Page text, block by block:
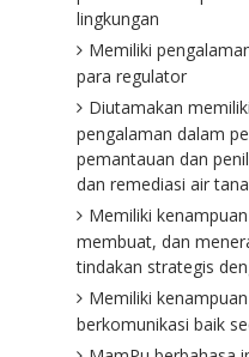
lingkungan
Memiliki
para regulator
Diutamakan
pengalaman dalam
pemantauan dan
dan remediasi air
Memiliki
membuat, dan
tindakan strategis
Memiliki
berkomunikasi baik